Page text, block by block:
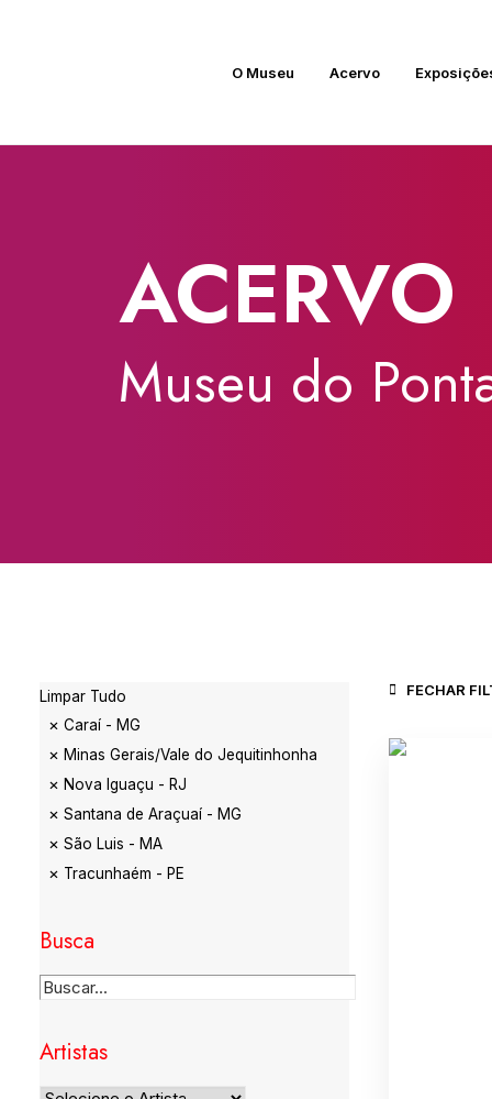
O Museu Acervo
ACERVO
Museu do
Limpar Tudo
Caraí - MG
Minas Gerais/Vale do Jequitinhonha
Nova Iguaçu - RJ
Santana de Araçuaí - MG
São Luis - MA
Tracunhaém - PE
Busca
Artistas
FECHAR